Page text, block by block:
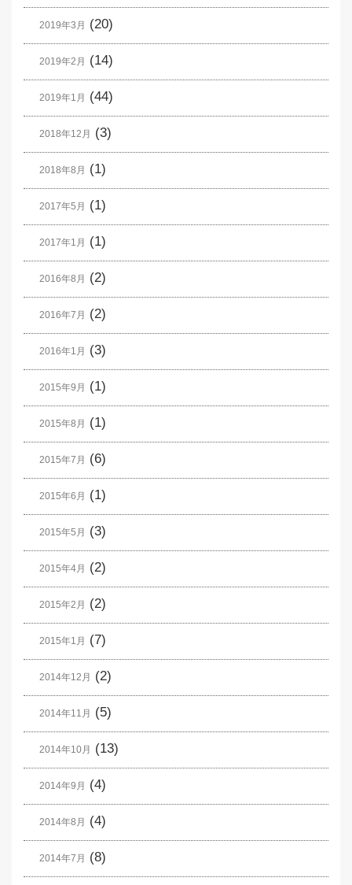
2019年3月 (20)
2019年2月 (14)
2019年1月 (44)
2018年12月 (3)
2018年8月 (1)
2017年5月 (1)
2017年1月 (1)
2016年8月 (2)
2016年7月 (2)
2016年1月 (3)
2015年9月 (1)
2015年8月 (1)
2015年7月 (6)
2015年6月 (1)
2015年5月 (3)
2015年4月 (2)
2015年2月 (2)
2015年1月 (7)
2014年12月 (2)
2014年11月 (5)
2014年10月 (13)
2014年9月 (4)
2014年8月 (4)
2014年7月 (8)